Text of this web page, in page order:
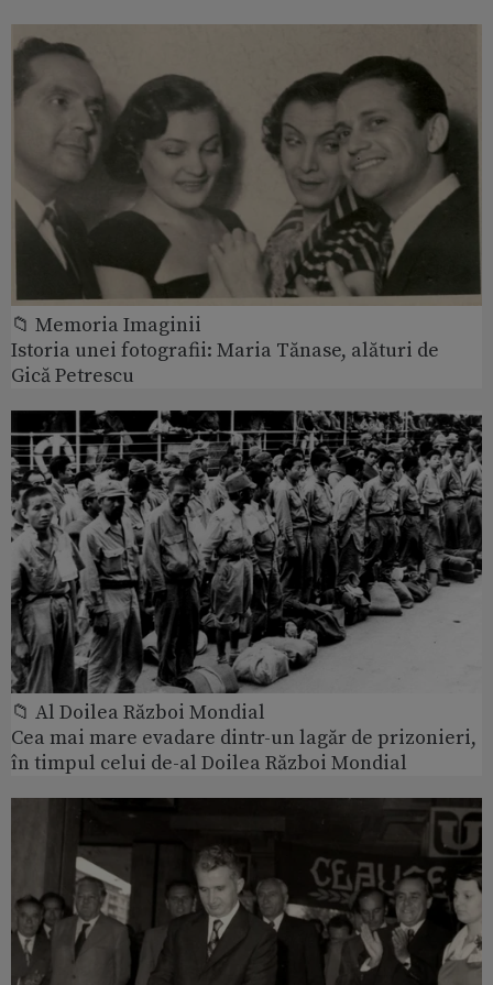
📁 Memoria Imaginii
Istoria unei fotografii: Maria Tănase, alături de
Gică Petrescu
📁 Al Doilea Război Mondial
Cea mai mare evadare dintr-un lagăr de prizonieri,
în timpul celui de-al Doilea Război Mondial